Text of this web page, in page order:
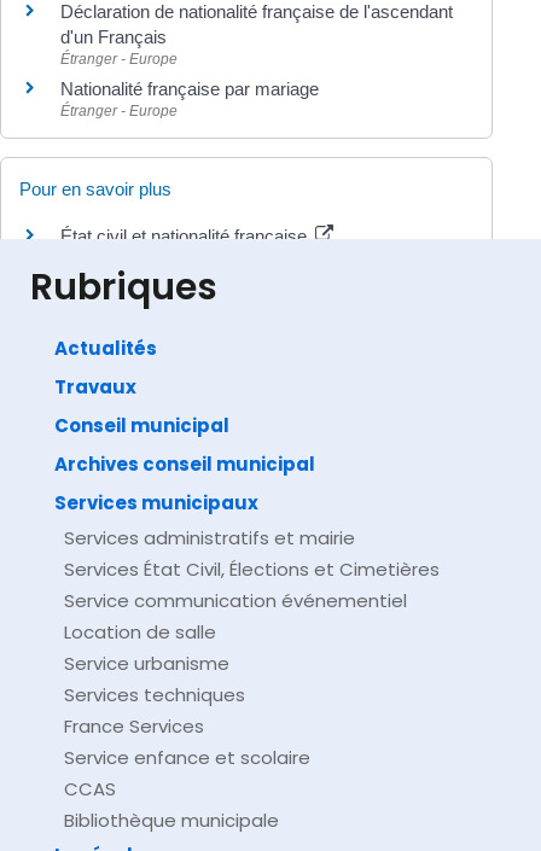
Déclaration de nationalité française de l'ascendant
d'un Français
Étranger - Europe
Nationalité française par mariage
Étranger - Europe
Pour en savoir plus
État civil et nationalité française
Direction de l'information légale et administrative
Rubriques
Actualités
Travaux
Conseil municipal
Archives conseil municipal
Services municipaux
Services administratifs et mairie
Services État Civil, Élections et Cimetières
Service communication événementiel
Location de salle
Service urbanisme
Services techniques
France Services
Service enfance et scolaire
CCAS
Bibliothèque municipale